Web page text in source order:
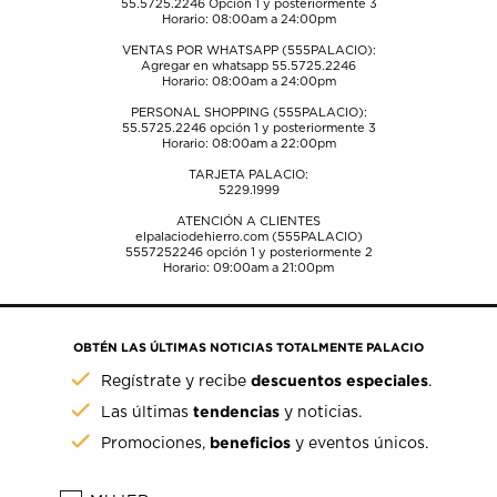
55.5725.2246Opción 1 y posteriormente 3
Horario: 08:00am a 24:00pm
VENTAS POR WHATSAPP (555PALACIO):
Agregar en whatsapp 55.5725.2246
Horario: 08:00am a 24:00pm
PERSONAL SHOPPING (555PALACIO):
55.5725.2246opción 1 y posteriormente 3
Horario: 08:00am a 22:00pm
TARJETA PALACIO:
5229.1999
ATENCIÓN A CLIENTES
elpalaciodehierro.com (555PALACIO)
5557252246opción 1 y posteriormente 2
Horario: 09:00am a 21:00pm
OBTÉN LAS ÚLTIMAS NOTICIAS TOTALMENTE PALACIO
Regístrate y recibedescuentos especiales.
Las últimastendencias y noticias.
Promociones, beneficios y eventos únicos.